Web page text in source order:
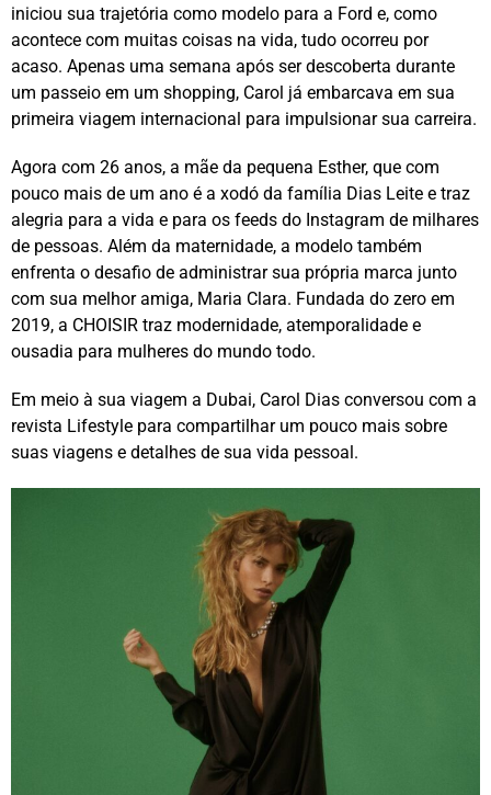
iniciou sua trajetória como modelo para a Ford e, como
acontece com muitas coisas na vida, tudo ocorreu por
acaso. Apenas uma semana após ser descoberta durante
um passeio em um shopping, Carol já embarcava em sua
primeira viagem internacional para impulsionar sua carreira.
Agora com 26 anos, a mãe da pequena Esther, que com
pouco mais de um ano é a xodó da família Dias Leite e traz
alegria para a vida e para os feeds do Instagram de milhares
de pessoas. Além da maternidade, a modelo também
enfrenta o desafio de administrar sua própria marca junto
com sua melhor amiga, Maria Clara. Fundada do zero em
2019, a CHOISIR traz modernidade, atemporalidade e
ousadia para mulheres do mundo todo.
Em meio à sua viagem a Dubai, Carol Dias conversou com a
revista Lifestyle para compartilhar um pouco mais sobre
suas viagens e detalhes de sua vida pessoal.